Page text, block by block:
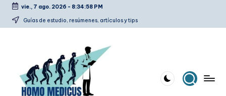
Saltar
vie., 7 ago. 2026 - 8:34:59 PM
Guías de estudio, resúmenes, artículos y tips